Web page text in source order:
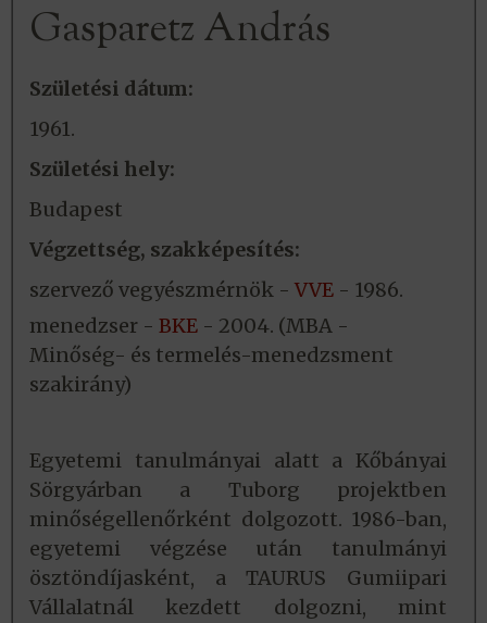
Gasparetz András
Születési dátum:
1961.
Születési hely:
Budapest
Végzettség, szakképesítés:
szervező vegyészmérnök - VVE - 1986.
menedzser - BKE - 2004. (MBA -
Minőség- és termelés-menedzsment
szakirány)
Egyetemi tanulmányai alatt a Kőbányai
Sörgyárban a Tuborg projektben
minőségellenőrként dolgozott. 1986-ban,
egyetemi végzése után tanulmányi
ösztöndíjasként, a TAURUS Gumiipari
Vállalatnál kezdett dolgozni, mint